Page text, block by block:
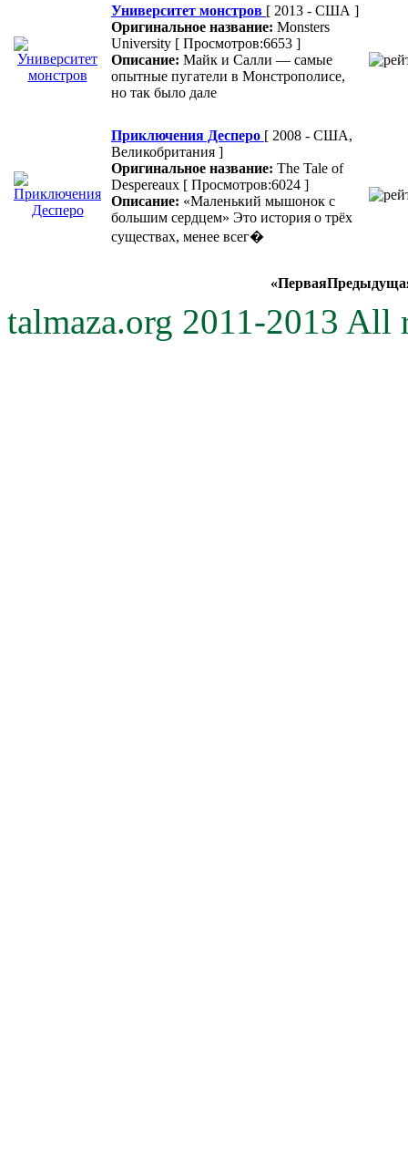
Университет монстров [ 2013 - США ]
Оригинальное название: Monsters
University [ Просмотров:6653 ]
Описание: Майк и Салли — самые
опытные пугатели в Монстрополисе,
но так было дале
Приключения Десперо [ 2008 - США,
Великобритания ]
Оригинальное название: The Tale of
Despereaux [ Просмотров:6024 ]
Описание: «Маленький мышонок с
большим сердцем» Это история о трёх
существах, менее всег�
«Первая
talmaza.org 2011-2013 All